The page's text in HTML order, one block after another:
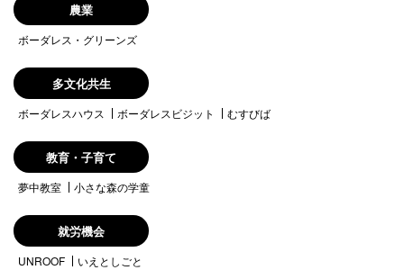
農業
ボーダレス・グリーンズ
多文化共生
ボーダレスハウス ボーダレスビジット むすびば
教育・子育て
夢中教室 小さな森の学童
就労機会
UNROOF いえとしごと